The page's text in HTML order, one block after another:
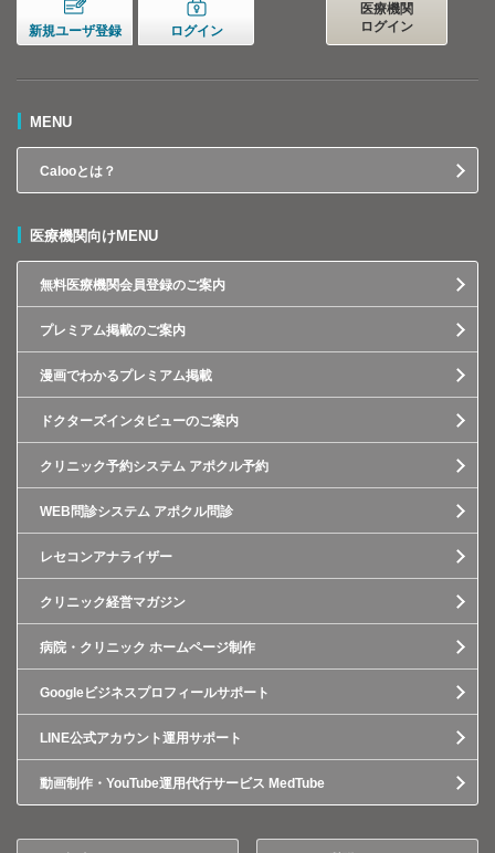
新規ユーザ登録 ログイン
医療機関
ログイン
MENU
Calooとは？
医療機関向けMENU
無料医療機関会員登録のご案内
プレミアム掲載のご案内
漫画でわかるプレミアム掲載
ドクターズインタビューのご案内
クリニック予約システム アポクル予約
WEB問診システム アポクル問診
レセコンアナライザー
クリニック経営マガジン
病院・クリニック ホームページ制作
Googleビジネスプロフィールサポート
LINE公式アカウント運用サポート
動画制作・YouTube運用代行サービス MedTube